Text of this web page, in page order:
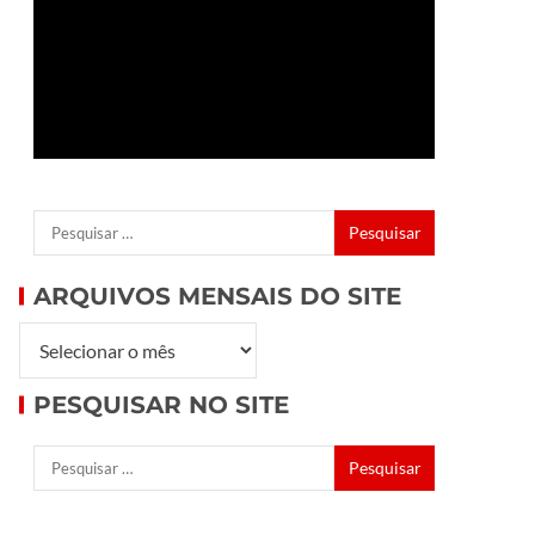
ARQUIVOS MENSAIS DO SITE
PESQUISAR NO SITE